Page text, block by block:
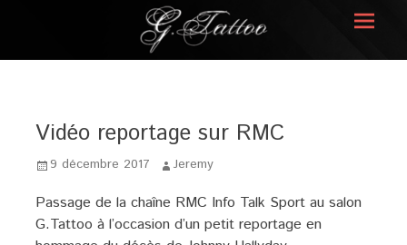
Menu
Vidéo reportage sur RMC
Posted
9 décembre 2017 Author
Jeremy
Passage de la chaîne RMC Info Talk Sport au salon
G.Tattoo à l’occasion d’un petit reportage en